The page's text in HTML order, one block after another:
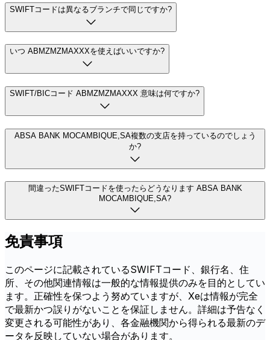
SWIFTコードは異なるブランチで同じですか?
いつ ABMZMZMAXXXを使えばいいですか?
SWIFT/BICコード ABMZMZMAXXX 意味は何ですか?
ABSA BANK MOCAMBIQUE,SA複数の支店を持っているのでしょう
か?
間違ったSWIFTコードを使ったらどうなります ABSA BANK
MOCAMBIQUE,SA?
免責事項
このページに記載されているSWIFTコード、銀行名、住
所、その他関連情報は一般的な情報提供のみを目的としてい
ます。正確性を保つよう努めていますが、Xeは情報が完全
で最新かつ誤りがないことを保証しません。詳細は予告なく
変更される可能性があり、各金融機関から得られる最新のデ
ータを反映していない場合があります。